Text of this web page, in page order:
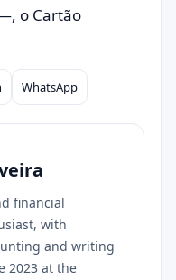
o Cartão
WhatsApp
financial
with
and writing
2023 at the